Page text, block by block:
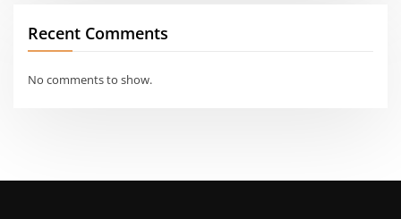
Recent Comments
No comments to show.